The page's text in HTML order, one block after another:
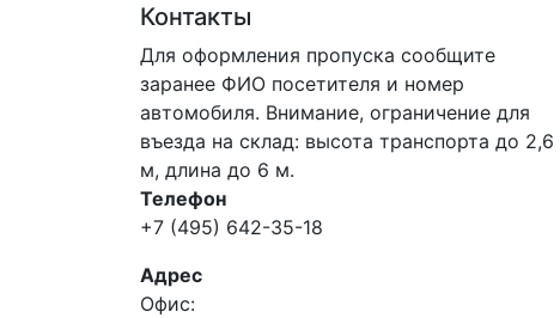
Контакты
Для оформления пропуска сообщите
заранее ФИО посетителя и номер
автомобиля. Внимание, ограничение для
въезда на склад: высота транспорта до 2,6
м, длина до 6 м.
Телефон
+7 (495) 642-35-18
Адрес
Офис: